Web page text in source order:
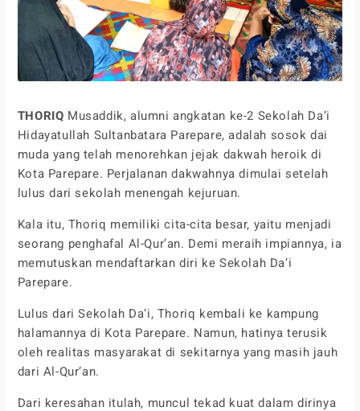
THORIQ Musaddik, alumni angkatan ke-2 Sekolah Da’i
Hidayatullah Sultanbatara Parepare, adalah sosok dai
muda yang telah menorehkan jejak dakwah heroik di
Kota Parepare. Perjalanan dakwahnya dimulai setelah
lulus dari sekolah menengah kejuruan.
Kala itu, Thoriq memiliki cita-cita besar, yaitu menjadi
seorang penghafal Al-Qur’an. Demi meraih impiannya, ia
memutuskan mendaftarkan diri ke Sekolah Da’i
Parepare.
Lulus dari Sekolah Da’i, Thoriq kembali ke kampung
halamannya di Kota Parepare. Namun, hatinya terusik
oleh realitas masyarakat di sekitarnya yang masih jauh
dari Al-Qur’an.
Dari keresahan itulah, muncul tekad kuat dalam dirinya